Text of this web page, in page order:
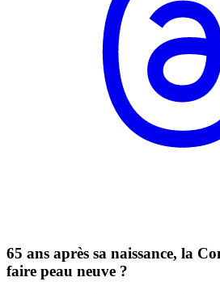
65 ans après sa naissance, la
faire peau neuve ?